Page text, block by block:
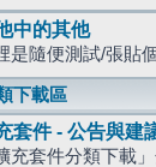
中的其他
是隨便測試/張貼
下載區
套件 - 公告與建
充套件分類下載